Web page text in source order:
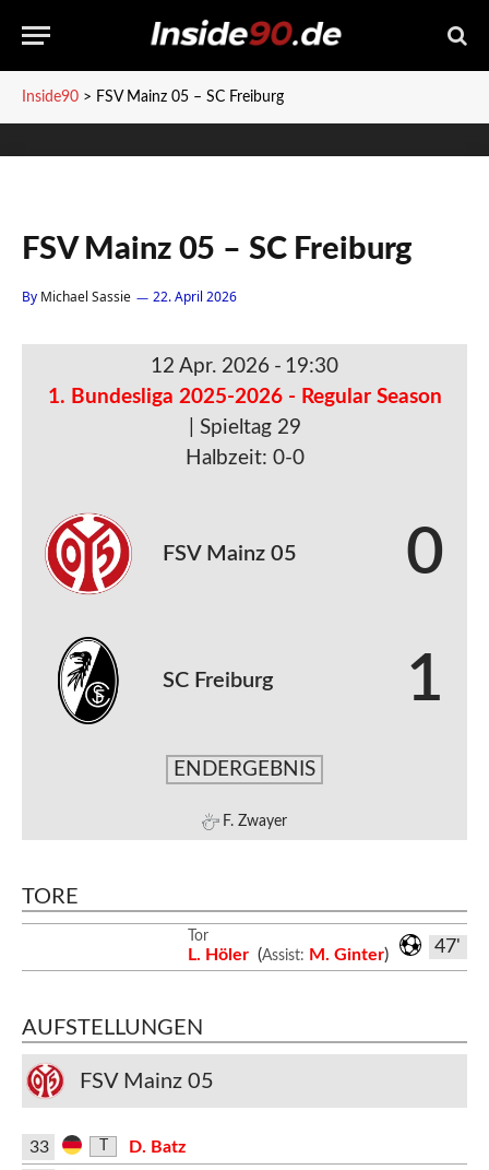
Inside90 > FSV Mainz 05 – SC Freiburg
FSV Mainz 05 – SC Freiburg
By Michael Sassie 22. April 2026
12 Apr. 2026 - 19:30
1. Bundesliga 2025-2026 - Regular Season
| Spieltag 29
Halbzeit: 0-0
FSV Mainz 05 0
SC Freiburg 1
ENDERGEBNIS
F. Zwayer
TORE
47'
Tor
L. Höler (Assist: M. Ginter)
AUFSTELLUNGEN
FSV Mainz 05
33
D. Batz